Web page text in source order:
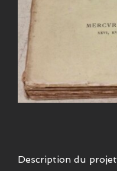
Description du projet